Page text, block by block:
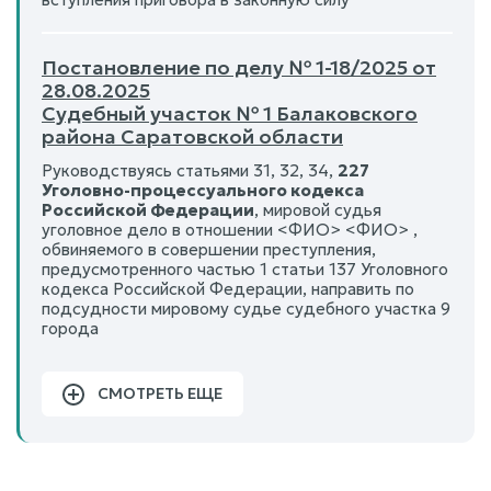
Постановление по делу № 1-18/2025 от
28.08.2025
Судебный участок № 1 Балаковского
района Саратовской области
Руководствуясь статьями 31, 32, 34, 227
Уголовно-процессуального кодекса
Российской Федерации, мировой судья
уголовное дело в отношении <ФИО> <ФИО> ,
обвиняемого в совершении преступления,
предусмотренного частью 1 статьи 137 Уголовного
кодекса Российской Федерации, направить по
подсудности мировому судье судебного участка 9
города
СМОТРЕТЬ ЕЩЕ